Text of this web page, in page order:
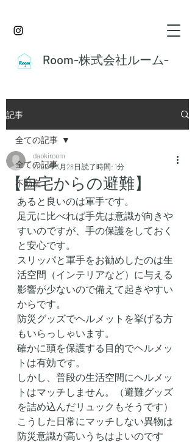
Room-株式会社ルーム-
記事
全ての記事
不動産
全ての記事
【自宅からの避難】
daokiroom
2022年3月28日 読了時間: 1分
あると良いのは軍手です。
足元に比べれば手先は意識が向きや
すいのですが、手の保護をしておく
と安心です。
スリッパと軍手をお勧めしたのは生
活空間（インテリアなど）に与える
影響が少ないので備えて起きやすい
からです。
防災グッズでヘルメットを挙げる方
もいらっしゃいます。
確かに頭を保護する目的でヘルメッ
トは有効です。
しかし、普段の生活空間にヘルメッ
トはマッチしません。（避難グッズ
を詰め込んだリュックもそうです）
こうした日常にマッチしない異物は
防災意識が高いうちはよいのです